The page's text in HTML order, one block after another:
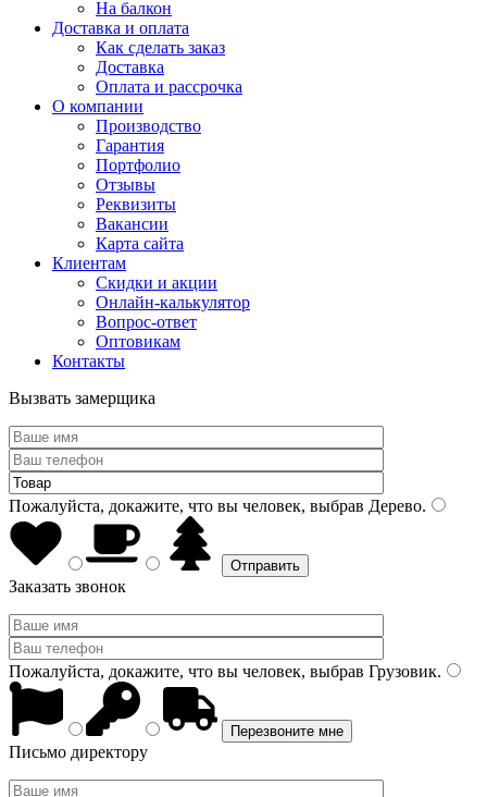
На балкон
Доставка и оплата
Как сделать заказ
Доставка
Оплата и рассрочка
О компании
Производство
Гарантия
Портфолио
Отзывы
Реквизиты
Вакансии
Карта сайта
Клиентам
Скидки и акции
Онлайн-калькулятор
Вопрос-ответ
Оптовикам
Контакты
Вызвать замерщика
Пожалуйста, докажите, что вы человек, выбрав Дерево.
Заказать звонок
Пожалуйста, докажите, что вы человек, выбрав Грузовик.
Письмо директору